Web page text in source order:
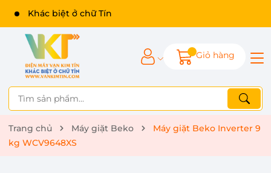
Khác biệt ở chữ Tín
Giỏ hàng
Trang chủ Máy giặt Beko
Máy giặt Beko Inverter 9
kg WCV9648XS